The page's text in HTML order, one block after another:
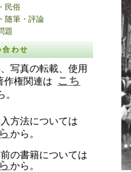
民俗
随筆・評論
題
合わせ
写真の転載、使用
作権関連は こち
。
方法については
から。
の書籍については
から。